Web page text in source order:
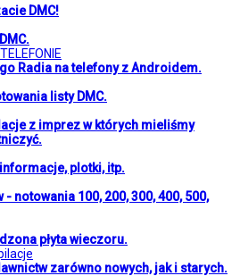
DMC!
Radia na telefony z Androidem.
listy DMC.
z imprez w których mieliśmy
plotki, itp.
notowania 100, 200, 300, 400, 500,
płyta wieczoru.
zarówno nowych, jak i starych.